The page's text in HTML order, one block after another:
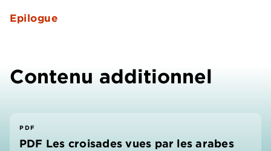
Epilogue
Contenu additionnel
PDF
PDF Les croisades vues par les arabes